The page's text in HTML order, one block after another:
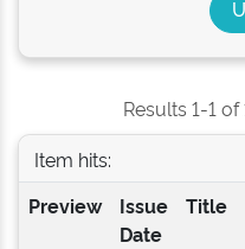
Results 1-1
Item hits:
Preview
Issue
Date
Title